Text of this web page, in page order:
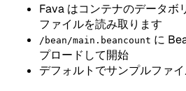
Fava はコンテナのデータボ
ファイルを読み取ります
/bean/main.beancount に
プロードして開始
デフォルトでサンプルファ